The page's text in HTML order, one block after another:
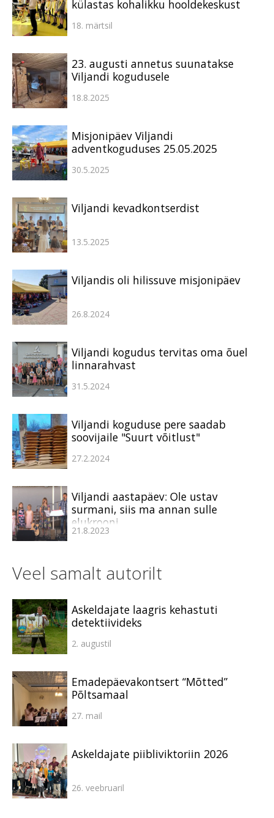
külastas kohalikku hooldekeskust
18. märtsil
23. augusti annetus suunatakse
Viljandi kogudusele
18.8.2025
Misjonipäev Viljandi
adventkoguduses 25.05.2025
30.5.2025
Viljandi kevadkontserdist
13.5.2025
Viljandis oli hilissuve misjonipäev
26.8.2024
Viljandi kogudus tervitas oma õuel
linnarahvast
31.5.2024
Viljandi koguduse pere saadab
soovijaile "Suurt võitlust"
27.2.2024
Viljandi aastapäev: Ole ustav
surmani, siis ma annan sulle
elukrooni…
21.8.2023
Veel samalt autorilt
Askeldajate laagris kehastuti
detektiivideks
2. augustil
Emadepäevakontsert “Mõtted”
Põltsamaal
27. mail
Askeldajate piibliviktoriin 2026
26. veebruaril